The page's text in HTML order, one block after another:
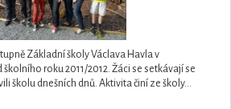
Základní školy Václava Havla v
školního roku 2011/2012. Žáci se setkávají se
školu dnešních dnů. Aktivita činí ze školy...